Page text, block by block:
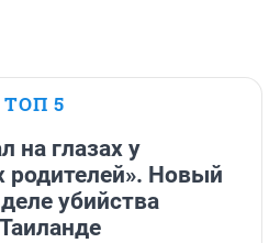
ТОП 5
на глазах у
родителей». Новый
убийства